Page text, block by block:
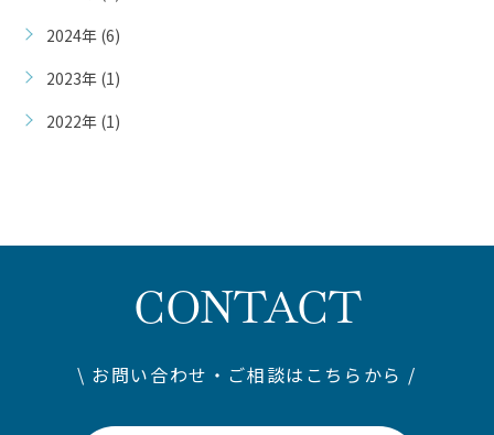
2024年 (6)
2023年 (1)
2022年 (1)
CONTACT
\ お問い合わせ・ご相談はこちらから /